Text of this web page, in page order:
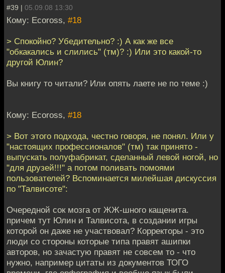
#39 | 05.09.08 13:30
Кому: Ecoross, #18
> Спокойно? Убедительно? :) А как же все
"обкакались и слились" (тм)? :) Или это какой-то
другой Юлин?
Вы книгу то читали? Или опять лаете не по теме :)
Кому: Ecoross, #18
> Вот этого подхода, честно говоря, не понял. Или у
"настоящих профессионалов" (тм) так принято -
выпускать полуфабрикат, сделанный левой ногой, но
"для друзей!!!" а потом поливать помоями
пользователей? Вспоминается милейшая дискуссия
по "Талвисоте":
Очередной сок мозга от ЖЖ-шного кащенита.
причем тут Юлин и Талвисота, в создании игры
которой он даже не участвовал? Корректоры - это
люди со стороны которые типа правят ашипки
авторов, но зачастую правят не совсем то - что
нужно, например цитаты из документов ТОГО